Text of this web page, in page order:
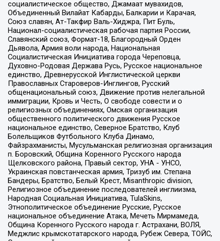
социалистическое общество, Джамаат мувахидов,
Объединенный Вилайат Кабарды, Балкарии и Карачая,
Союз славян, Ат-Такфир Валь-Хиджра, Пит Буль,
Национал-социалистическая рабочая партия России,
Славянский союз, Формат-18, Благородный Орден
Дьявола, Армия воли народа, Национальная
Социалистическая Инициатива города Череповца,
Духовно-Родовая Держава Русь, Русское национальное
единство, Древнерусской Инглистической церкви
Православных Староверов-Инглингов, Русский
общенациональный союз, Движение против нелегальной
иммиграции, Кровь и Честь, О свободе совести и о
религиозных объединениях, Омская организация
общественного политического движения Русское
национальное единство, Северное Братство, Клуб
Болельщиков Футбольного Клуба Динамо,
Файзрахманисты, Мусульманская религиозная организация
п. Боровский, Община Коренного Русского народа
Щелковского района, Правый сектор, УНА - УНСО,
Украинская повстанческая армия, Тризуб им. Степана
Бандеры, Братство, Белый Крест, Misanthropic division,
Религиозное объединение последователей инглиизма,
Народная Социальная Инициатива, TulaSkins,
Этнополитическое объединение Русские, Русское
национальное объединение Атака, Мечеть Мирмамеда,
Община Коренного Русского народа г. Астрахани, ВОЛЯ,
Меджлис крымскотатарского народа, Рубеж Севера, ТОЙС,